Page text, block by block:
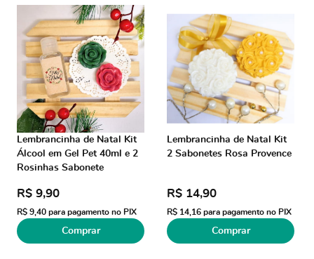
Lembrancinha de Natal Kit
Álcool em Gel Pet 40ml e 2
Rosinhas Sabonete
R$ 9,90
R$ 9,40 para pagamento no PIX
Comprar
Lembrancinha de Natal Kit
2 Sabonetes Rosa Provence
R$ 14,90
R$ 14,16 para pagamento no PIX
Comprar